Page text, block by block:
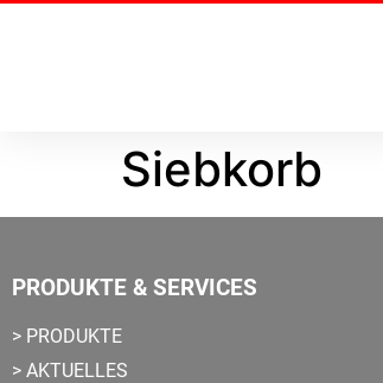
Siebkorb
PRODUKTE & SERVICES
> PRODUKTE
> AKTUELLES